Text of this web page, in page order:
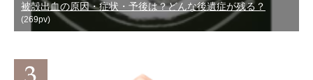
被殻出血の原因・症状・予後は？どんな後遺症が残る？
(269pv)